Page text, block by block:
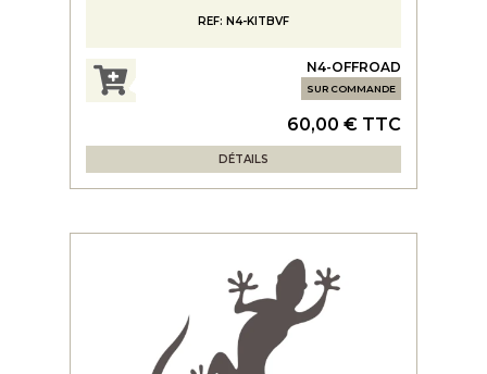
REF: N4-KITBVF
N4-OFFROAD
SUR COMMANDE
60,00 € TTC
DÉTAILS